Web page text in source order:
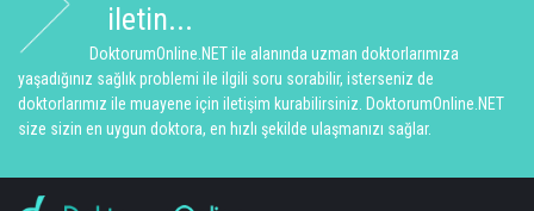
iletin...
DoktorumOnline.NET ile alanında uzman doktorlarımıza
yaşadığınız sağlık problemi ile ilgili soru sorabilir, isterseniz de
doktorlarımız ile muayene için iletişim kurabilirsiniz. DoktorumOnline.NET
size sizin en uygun doktora, en hızlı şekilde ulaşmanızı sağlar.